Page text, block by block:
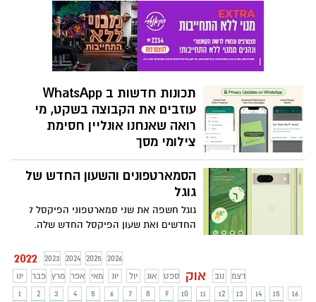
בדקנו אילו מוצרים הומלצו על ידו באמצעות
AliExpress Official Ranking וכמה יעלה
אותו פריט בישראל. האם כדאי לבצע קניות
ביום הרווקים או בלאק פריידי? בואו נבדוק.
תכונות חדשות ב WhatsApp
עוזבים את הקבוצה בשקט, מי
רואה שאנחנו אונליין חסימת
צילומי מסך
כל מה שיש לכם באפליקציות אחרות ובקרוב
באפליקציית המסרים שהפכה לחלק בלתי
מפרד מהסלולר שלנו. תכונות חדשות ב
WhatsApp עוזבים את הקבוצה בשקט, מי
רואה שאנחנו אונליין חסימת צילומי מסך
הסמארטפונים והשעון החדש של
גוגל
גוגל חשפה את שני סמארטפוני הפיקסל 7
החדשים ואת שעון הפיקסל החדש שלה.
לאיים על ההגמוניה של אפל וסמסונג בתחום.
2022 2023 2024 2025
2026
ינו
פבר מרץ אפר מאי יונ יול אוג ספט אוק נוב
דצמ
1
2 3 4 5 6 7 8 9 10 11 12 13 14 15
16